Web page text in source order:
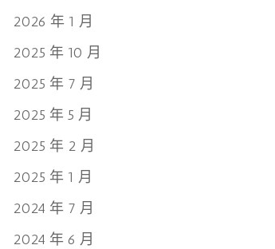
2026 年 1 月
2025 年 10 月
2025 年 7 月
2025 年 5 月
2025 年 2 月
2025 年 1 月
2024 年 7 月
2024 年 6 月